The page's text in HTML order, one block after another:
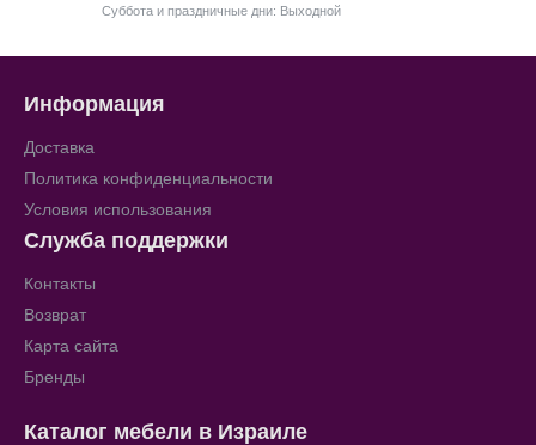
Суббота и праздничные дни: Выходной
Информация
Доставка
Политика конфиденциальности
Условия использования
Служба поддержки
Контакты
Возврат
Карта сайта
Бренды
Каталог мебели в Израиле